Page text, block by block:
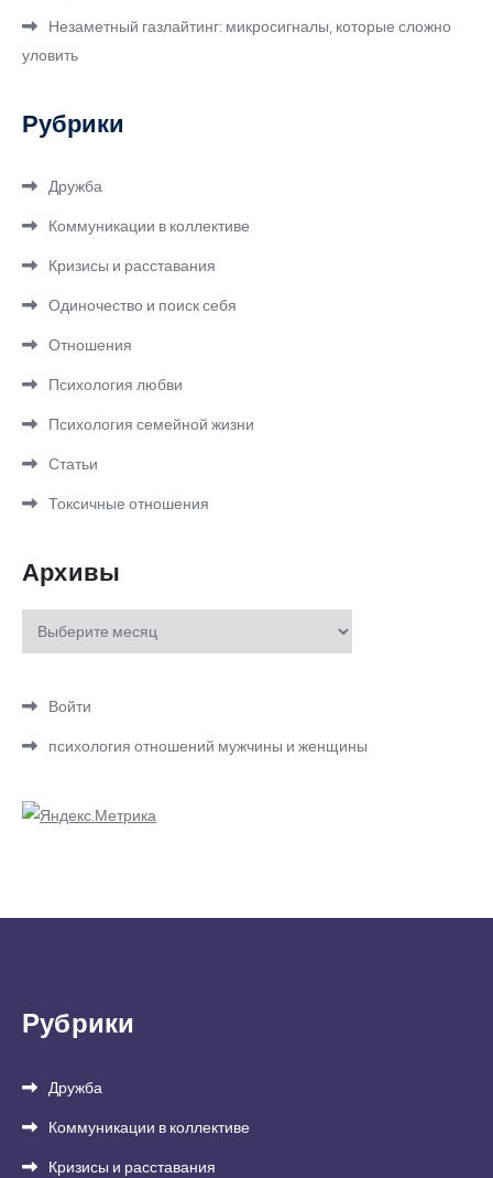
Незаметный газлайтинг: микросигналы, которые сложно
уловить
Рубрики
Дружба
Коммуникации в коллективе
Кризисы и расставания
Одиночество и поиск себя
Отношения
Психология любви
Психология семейной жизни
Статьи
Токсичные отношения
Архивы
Архивы
Войти
психология отношений мужчины и женщины
Рубрики
Дружба
Коммуникации в коллективе
Кризисы и расставания